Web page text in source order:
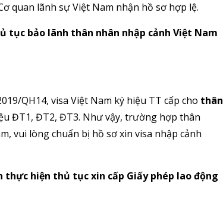
quan lãnh sự Việt Nam nhận hồ sơ hợp lệ.
tục bảo lãnh thân nhân nhập cảnh Việt Nam
QH14, visa Việt Nam ký hiệu TT cấp cho thân
ĐT1, ĐT2, ĐT3. Như vậy, trường hợp thân
vui lòng chuẩn bị hồ sơ xin visa nhập cảnh
thực hiện thủ tục xin cấp Giấy phép lao động